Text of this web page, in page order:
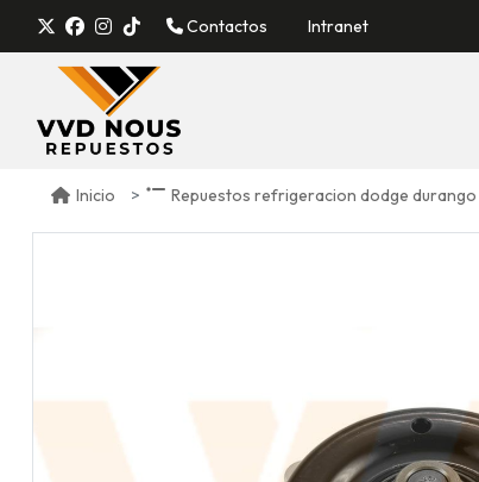
Contactos Intranet
Inicio Repuestos refrigeracion dodge durango